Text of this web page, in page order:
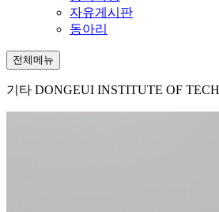
자유게시판
동아리
전체메뉴
기타 DONGEUI INSTITUTE OF